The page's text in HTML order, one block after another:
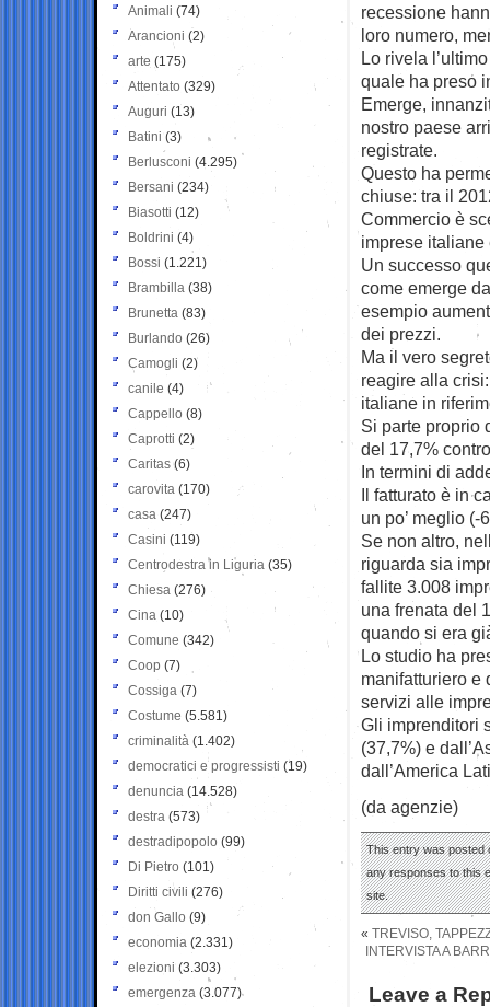
recessione
loro numero,
Lo rivela
quale ha preso
Emerge,
nostro paese
registrate.
Questo ha
chiuse: tra il
Commercio è
imprese italiane
Un successo
come emerge
esempio
dei prezzi.
Ma il vero
reagire alla
italiane in
Si parte proprio
del 17,7%
In termini di
Il fatturato è in
un po’ meglio
Se non altro,
riguarda sia
fallite 3.008
una frenata del
quando si era
Lo studio ha
manifatturiero e
servizi alle
Gli imprenditori
(37,7%) e
dall’America
(da agenzie)
This entry was posted
any responses to this
site.
« TREVISO,
INTERVISTA A
Leave a
Animali (74)
Arancioni (2)
arte (175)
Attentato (329)
Auguri (13)
Batini (3)
Berlusconi (4.295)
Bersani (234)
Biasotti (12)
Boldrini (4)
Bossi (1.221)
Brambilla (38)
Brunetta (83)
Burlando (26)
Camogli (2)
canile (4)
Cappello (8)
Caprotti (2)
Caritas (6)
carovita (170)
casa (247)
Casini (119)
Centrodestra in Liguria (35)
Chiesa (276)
Cina (10)
Comune (342)
Coop (7)
Cossiga (7)
Costume (5.581)
criminalità (1.402)
democratici e progressisti (19)
denuncia (14.528)
destra (573)
destradipopolo (99)
Di Pietro (101)
Diritti civili (276)
don Gallo (9)
economia (2.331)
elezioni (3.303)
emergenza (3.077)